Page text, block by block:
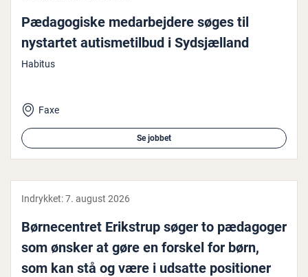
Pæ­da­go­gi­ske me­d­ar­bej­de­re søges til
nystartet au­tis­me­til­bud i Sydsjæl­land
Habitus
Faxe
Se jobbet
Indrykket:7. august 2026
Bør­ne­cen­tret Erikstrup søger to pædagoger
som ønsker at gøre en forskel for børn,
som kan stå og være i udsatte po­si­tio­ner